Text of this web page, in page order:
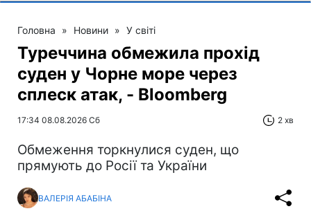
Головна » Новини » У світі
Туреччина обмежила прохід
суден у Чорне море через
сплеск атак, - Bloomberg
17:34 08.08.2026 Сб 2 хв
Обмеження торкнулися суден, що
прямують до Росії та України
ВАЛЕРІЯ АБАБІНА